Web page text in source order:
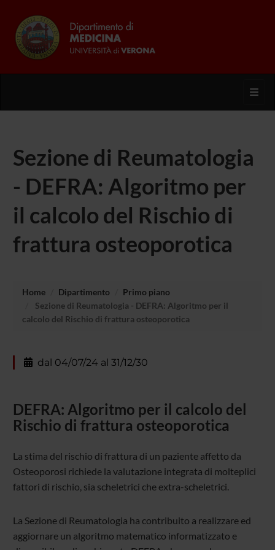
Sezione di Reumatologia
- DEFRA: Algoritmo per
il calcolo del Rischio di
frattura osteoporotica
Home Dipartimento
Primo piano
Sezione di Reumatologia - DEFRA: Algoritmo per il
calcolo del Rischio di frattura osteoporotica
dal 04/07/24 al 31/12/30
DEFRA: Algoritmo per il calcolo del
Rischio di frattura osteoporotica
La stima del rischio di frattura di un paziente affetto da
Osteoporosi richiede la valutazione integrata di molteplici
fattori di rischio, sia scheletrici che extra-scheletrici.
La Sezione di Reumatologia ha contribuito a realizzare ed
aggiornare un algoritmo matematico informatizzato e